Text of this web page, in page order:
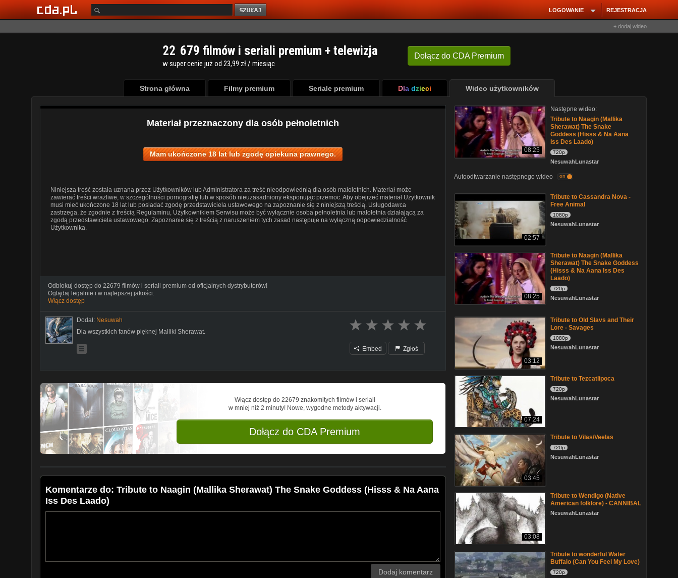
REJESTRACJA
LOGOWANIE
+ dodaj wideo
Dołącz do CDA Premium
22 679 filmów i seriali premium + telewizja
w super cenie już od 23,99 zł / miesiąc
Strona główna Filmy premium Seriale premium Dla dzieci Wideo użytkowników
Materiał przeznaczony dla osób pełnoletnich
Mam ukończone 18 lat lub zgodę opiekuna prawnego.
Niniejsza treść została uznana przez Użytkowników lub Administratora za treść nieodpowiednią dla osób małoletnich. Materiał może
zawierać treści wrażliwe, w szczególności pornografię lub w sposób nieuzasadniony eksponując przemoc. Aby obejrzeć materiał Użytkownik
musi mieć ukończone 18 lat lub posiadać zgodę przedstawiciela ustawowego na zapoznanie się z niniejszą treścią. Usługodawca
zastrzega, że zgodnie z treścią Regulaminu, Użytkownikiem Serwisu może być wyłącznie osoba pełnoletnia lub małoletnia działającą za
zgodą przedstawiciela ustawowego. Zapoznanie się z treścią z naruszeniem tych zasad następuje na wyłączną odpowiedzialność
Użytkownika.
Odblokuj dostęp do 22679 filmów i seriali premium od oficjalnych dystrybutorów!
Oglądaj legalnie i w najlepszej jakości.
Włącz dostęp
Dodał: Nesuwah
Dla wszystkich fanów pięknej Malliki Sherawat.
Embed Zgłoś
Włącz dostęp do 22679 znakomitych filmów i seriali
w mniej niż 2 minuty! Nowe, wygodne metody aktywacji.
Dołącz do CDA Premium
Komentarze do: Tribute to Naagin (Mallika Sherawat) The Snake Goddess (Hisss & Na Aana
Iss Des Laado)
Dodaj komentarz
08:25
Następne wideo:
Tribute to Naagin (Mallika
Sherawat) The Snake
Goddess (Hisss & Na Aana
Iss Des Laado)
720p
NesuwahLunastar
Autoodtwarzanie następnego wideo on
02:57
Tribute to Cassandra Nova -
Free Animal
1080p
NesuwahLunastar
08:25
Tribute to Naagin (Mallika
Sherawat) The Snake Goddess
(Hisss & Na Aana Iss Des
Laado)
720p
NesuwahLunastar
03:12
Tribute to Old Slavs and Their
Lore - Savages
1080p
NesuwahLunastar
07:24
Tribute to Tezcatlipoca
720p
NesuwahLunastar
03:45
Tribute to Vilas/Veelas
720p
NesuwahLunastar
03:08
Tribute to Wendigo (Native
American folklore) - CANNIBAL
NesuwahLunastar
Tribute to wonderful Water
Buffalo (Can You Feel My Love)
720p